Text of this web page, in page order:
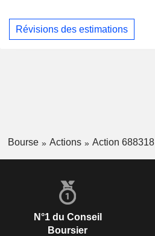
Révisions des estimations
Bourse Actions Action 688318
N°1 du Conseil
Boursier